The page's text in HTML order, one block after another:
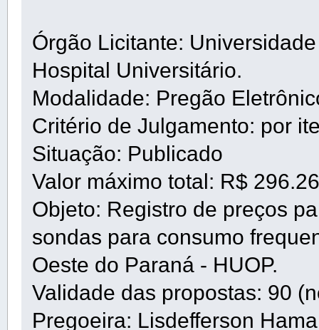
Órgão Licitante:
Hospital Universitário.
Modalidade: Pregão
Critério de Julgamento: por
Situação: Publicado
Valor máximo total: R$
Objeto: Registro de preços
sondas para consumo
Oeste do Paraná - HUOP.
Validade das propostas: 90
Pregoeira: Lisdefferson